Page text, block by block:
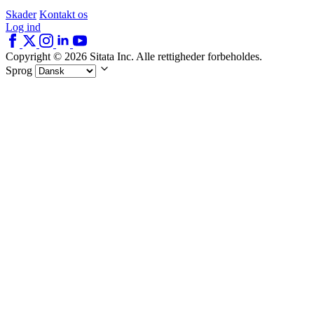
Skader Kontakt os
Log ind
Copyright © 2026 Sitata Inc. Alle rettigheder forbeholdes.
Sprog